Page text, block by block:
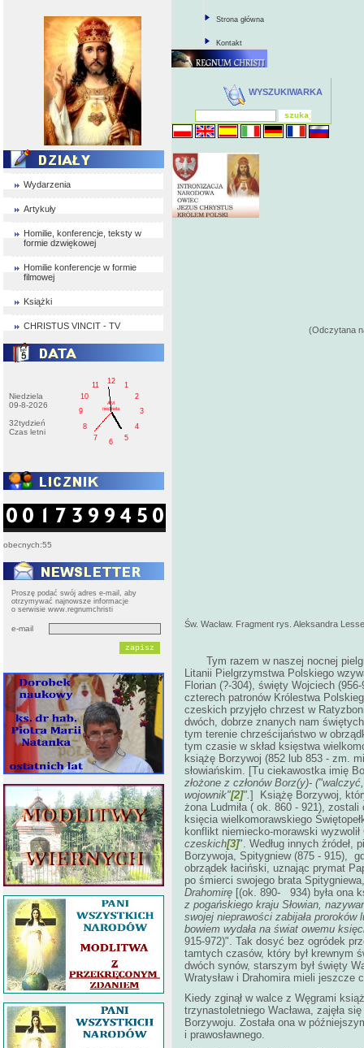
Wydarzenia
Artykuły
Homilie, konferencje, teksty w
formie dzwiękowej
Homilie konferencje w formie
filmowej
Książki
CHRISTUS VINCIT - TV
Niedziela
09-8-2026
32tydzień
Czas letni
1
2
3
4
5
6
7
8
9
10
11
12
AM
niedziela
obecnych:55
Proszę podać swój adres e-mail, aby
otrzymywać najnowsze informacje
o serwisie www.regnumchristi
e-mail
Strona główna
Kontakt
WYSZUKIWARKA
(Odczytana
Św. Wacław. Fragment rys. Aleksandra
Tym razem w naszej nocnej
Litanii Pielgrzymstwa Polskiego
Florian (?-304), święty Wojciech
czterech patronów Królestwa
czeskich przyjęło chrzest w
dwóch, dobrze znanych nam
tym terenie chrześcijaństwo w
tym czasie w skład księstwa
książę Borzywoj (852 lub 853 - zm.
słowiańskim. [Tu ciekawostka imię
złożone z członów Borz(y)-
wojownik"[2]".] Książę Borzywoj,
żona Ludmiła ( ok. 860 - 921),
księcia wielkomorawskiego
konflikt niemiecko-morawski wyzwolił
czeskich[3]". Według innych źródeł,
Borzywoja, Spitygniew (875 - 915),
obrządek łaciński, uznając prymat
po śmierci swojego brata
Drahomirę [(ok. 890- 934) była ona
z pogańskiego kraju Słowian,
swojej nieprawości zabijała proroków
bowiem wydała na świat owemu
915-972)". Tak dosyć bez ogródek
tamtych czasów, który był krewnym
dwóch synów, starszym był święty
Wratysław i Drahomira mieli jeszcze
Kiedy zginął w walce z Węgrami
trzynastoletniego Wacława, zajęła
Borzywoju. Została ona w
i prawosławnego.